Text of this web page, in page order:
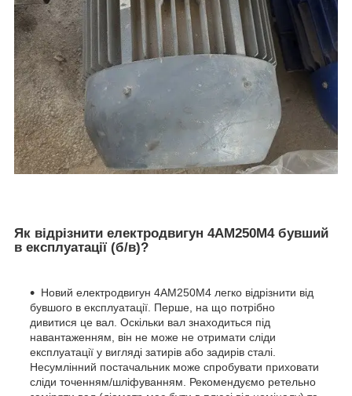
Як відрізнити електродвигун 4АМ250М4 бувший
в експлуатації (б/в)?
Новий електродвигун 4АМ250М4 легко відрізнити від
бувшого в експлуатації. Перше, на що потрібно
дивитися це вал. Оскільки вал знаходиться під
навантаженням, він не може не отримати сліди
експлуатації у вигляді затирів або задирів сталі.
Несумлінний постачальник може спробувати приховати
сліди точенням/шліфуванням. Рекомендуємо ретельно